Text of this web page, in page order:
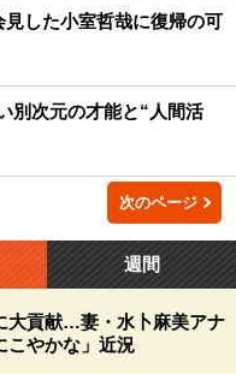
した小室哲哉に復帰の可
別次元の才能と“人間活
次のページ
週間
大貢献…妻・水卜麻美アナ
こやかな」近況